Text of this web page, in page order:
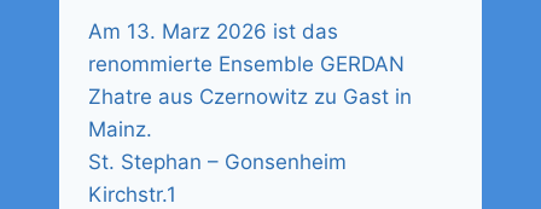
Am 13. Marz 2026 ist das
renommierte Ensemble GERDAN
Zhatre aus Czernowitz zu Gast in
Mainz.
St. Stephan – Gonsenheim
Kirchstr.1